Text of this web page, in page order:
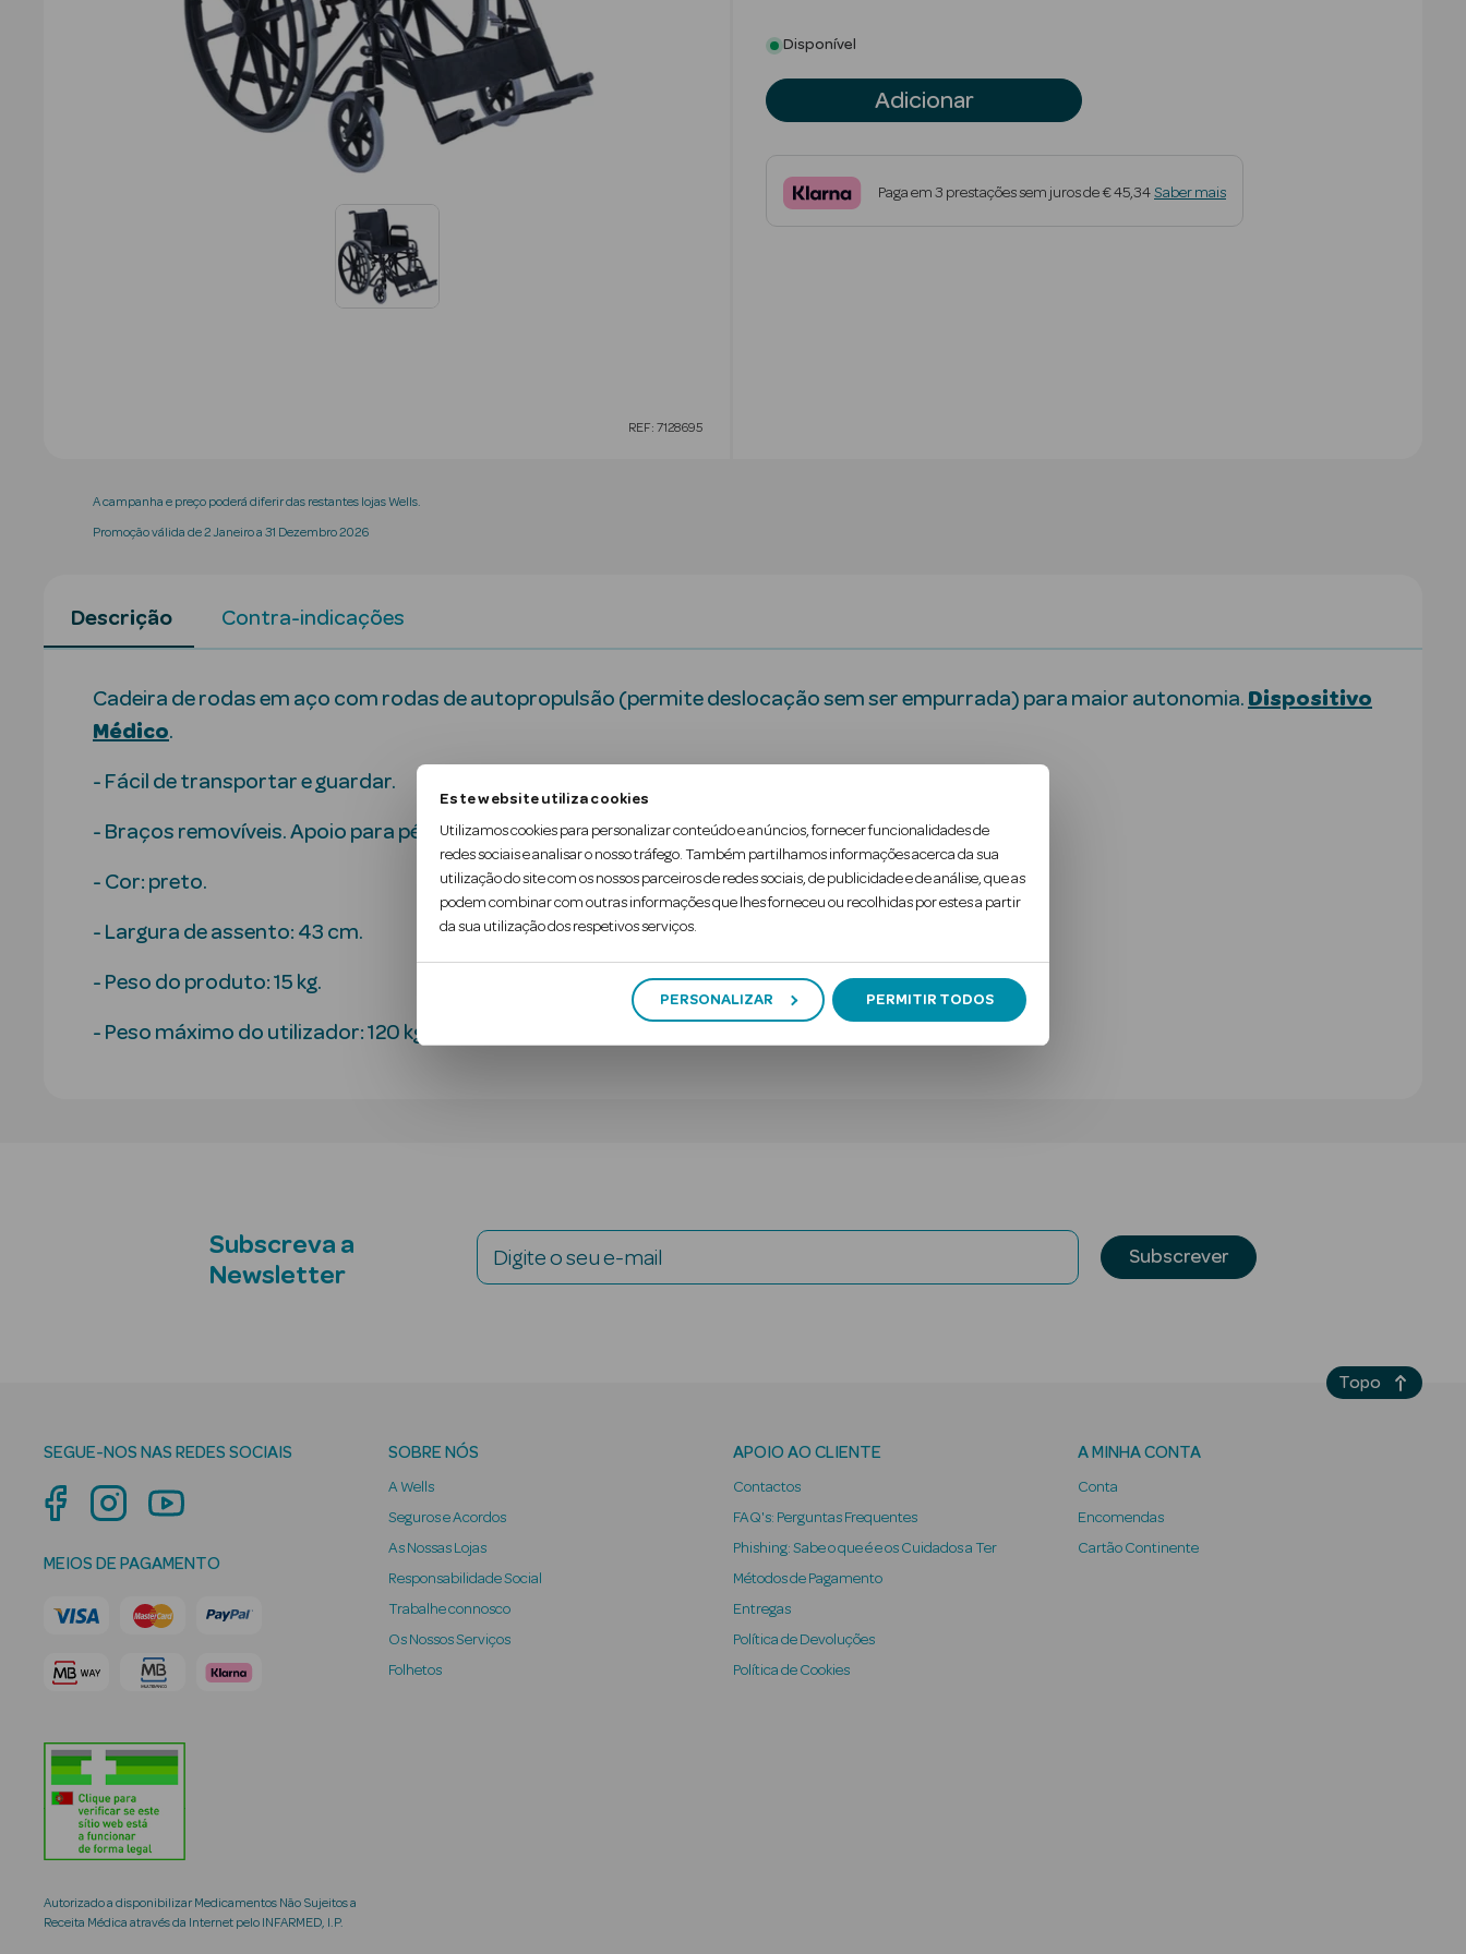
Este website utiliza cookies
Utilizamos cookies para personalizar conteúdo e anúncios, fornecer funcionalidades de
redes sociais e analisar o nosso tráfego. Também partilhamos informações acerca da sua
utilização do site com os nossos parceiros de redes sociais, de publicidade e de análise, que as
podem combinar com outras informações que lhes forneceu ou recolhidas por estes a partir
da sua utilização dos respetivos serviços.
PERSONALIZAR PERMITIR TODOS
REF: 7128695
Disponível
Adicionar
Paga em 3 prestações sem juros de € 45,34 Saber mais
A campanha e preço poderá diferir das restantes lojas Wells.
Promoção válida de 2 Janeiro a 31 Dezembro 2026
Descrição Contra-indicações
Cadeira de rodas em aço com rodas de autopropulsão (permite deslocação sem ser empurrada) para maior autonomia. Dispositivo
Médico.
- Fácil de transportar e guardar.
- Braços removíveis. Apoio para pés removíveis.
- Cor: preto.
- Largura de assento: 43 cm.
- Peso do produto: 15 kg.
- Peso máximo do utilizador: 120 kg.
Subscreva a
Newsletter
Digite o seu e-mail Subscrever
SEGUE-NOS NAS REDES SOCIAIS
MEIOS DE PAGAMENTO
Autorizado a disponibilizar Medicamentos Não Sujeitos a
Receita Médica através da Internet pelo INFARMED, I.P.
SOBRE NÓS
A Wells
Seguros e Acordos
As Nossas Lojas
Responsabilidade Social
Trabalhe connosco
Os Nossos Serviços
Folhetos
APOIO AO CLIENTE
Contactos
FAQ's: Perguntas Frequentes
Phishing: Sabe o que é e os Cuidados a Ter
Métodos de Pagamento
Entregas
Política de Devoluções
Política de Cookies
A MINHA CONTA
Conta
Encomendas
Cartão Continente
Topo